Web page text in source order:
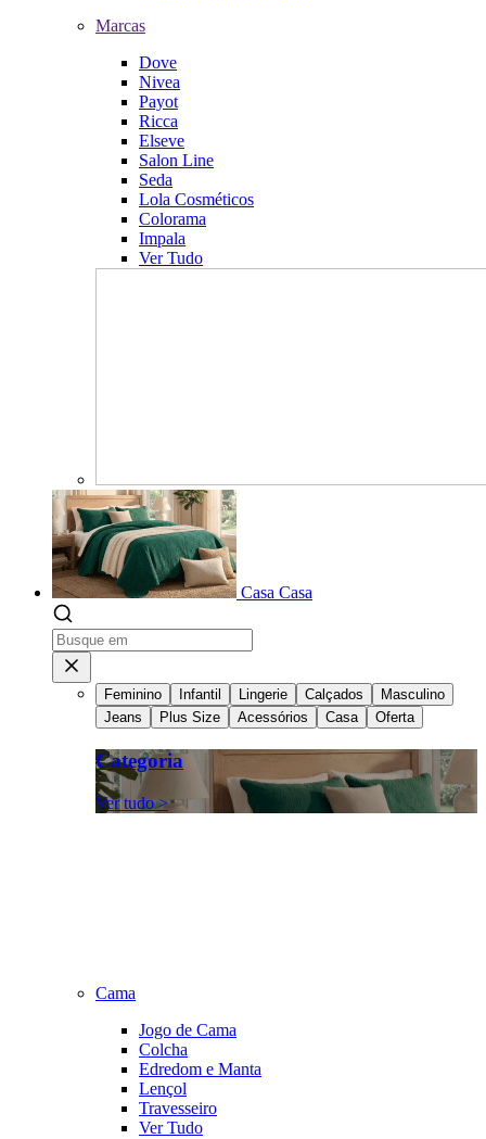
Marcas
Dove
Nivea
Payot
Ricca
Elseve
Salon Line
Seda
Lola Cosméticos
Colorama
Impala
Ver Tudo
Casa Casa
Feminino Infantil Lingerie Calçados
Masculino
Jeans
Plus Size Acessórios Casa Oferta
Categoria
Ver tudo >
Cama
Jogo de Cama
Colcha
Edredom e Manta
Lençol
Travesseiro
Ver Tudo